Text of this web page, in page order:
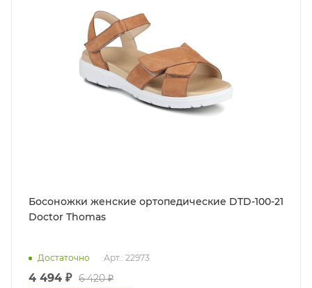
Босоножки женские ортопедические DTD-100-21
Doctor Thomas
Достаточно Арт.: 22973
4 494 ₽ 6 420 ₽